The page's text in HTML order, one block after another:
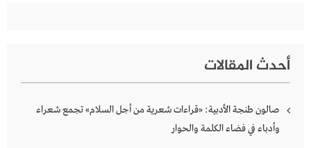
أحدث المقالات
صالون طنجة الأدبية: «قراءات شعرية من أجل السلام» تجمع شعراء
وأدباء في فضاء الكلمة والحوار